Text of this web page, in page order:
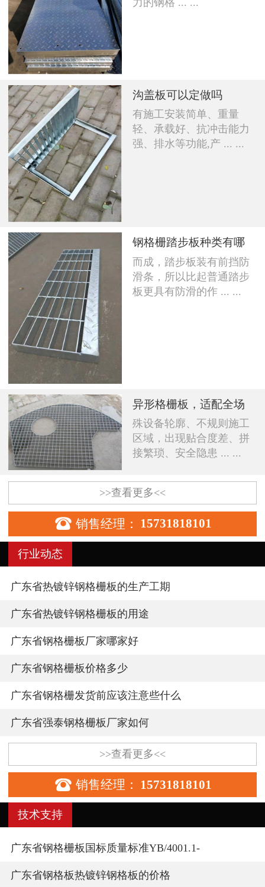
沟盖板可以定做吗
有施工安装简单、重量
轻、承载好、抗冲击能力
强、排水等功能,产 ... ...
钢格栅踏步板种类有哪
而成，踏步板装有前挡防
滑条，所以比起普通踏步
板更具有防滑的作 ... ...
异形格栅板，适配全场
殊设备轮廓、不规则施工
区域，出现贴合度差、拼
接繁琐、安全隐患 ... ...
>>查看更多<<
 销售经理： 15731818101
行业动态
广东省热镀锌钢格栅板的生产工期
广东省热镀锌钢格栅板的用途
广东省钢格栅板厂家哪家好
广东省钢格栅板价格多少
广东省钢格栅发货前应该注意些什么
广东省强泰钢格栅板厂家如何
>>查看更多<<
 销售经理： 15731818101
技术支持
广东省钢格栅板国标质量标准YB/4001.1-
广东省钢格板热镀锌钢格板的价格